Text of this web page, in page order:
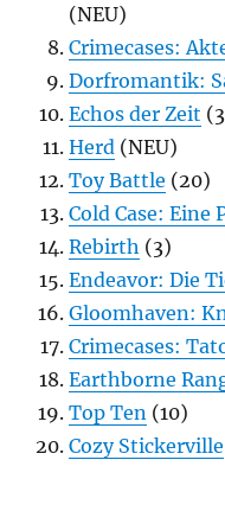
(NEU)
Crimecases:
Dorfromantik:
Echos der Zeit
Herd (NEU)
Toy Battle (20)
Cold Case: Eine
Rebirth (3)
Endeavor: Die
Gloomhaven:
Crimecases:
Earthborne
Top Ten (10)
Cozy Stickerville